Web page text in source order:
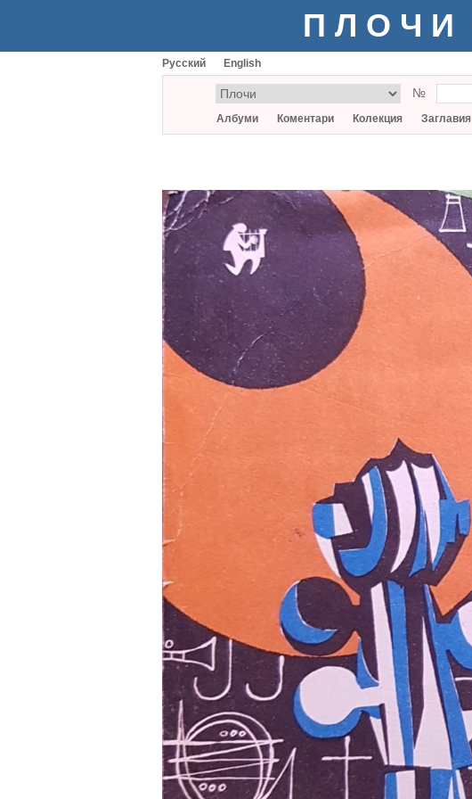
ПЛОЧИ
Русский English
№
Албуми Коментари Колекция Заглавия